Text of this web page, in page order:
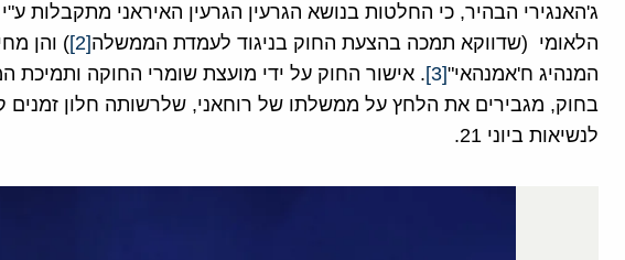
ג'האנגירי הבהיר, כי החלטות בנושא הגרעין הגרעין האיראני מתקבלות
הלאומי (שדווקא תמכה בהצעת החוק בניגוד לעמדת הממשלה[2]
) והן
המנהיג ח'אמנהאי"[3]
. אישור החוק על ידי מועצת שומרי החוקה ותמיכת
בחוק, מגבירים את הלחץ על ממשלתו של רוחאני, שלרשותה חלון זמנים
לנשיאות ביוני 21.